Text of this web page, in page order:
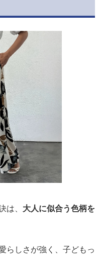
、 大人に似合う色柄を
らしさが強く、子どもっ